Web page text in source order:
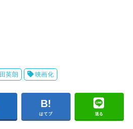
英朗 映画化
はてブ 送る